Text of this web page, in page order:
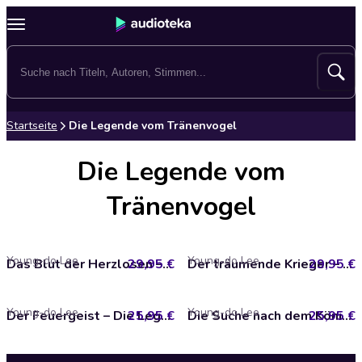
Startseite Die Legende vom Tränenvogel
Die Legende vom
Tränenvogel
Das Blut der Herzlosen – Die Legende vom Tränenvogel 1
Young-do Lee 29,95 € Der träumende Krieger – Die Legende vom Tränenvogel 2
Young-do Lee 29,95 €
Der Feuergeist – Die Legende vom Tränenvogel 3
Young-do Lee 25,95 € Die Suche nach dem König – Die Legende vom Tränenvogel 4
Young-do Lee 25,95 €